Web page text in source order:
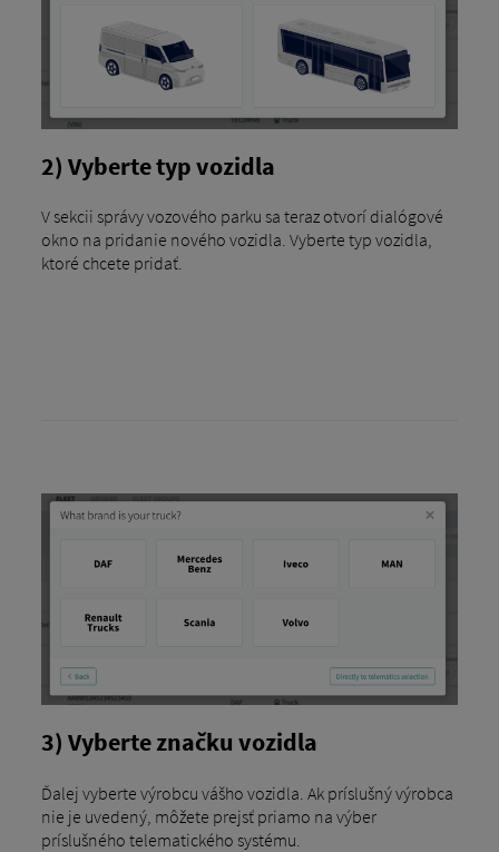
2) Vyberte typ vozidla
V sekcii správy vozového parku sa teraz otvorí dialógové
okno na pridanie nového vozidla. Vyberte typ vozidla,
ktoré chcete pridať.
3) Vyberte značku vozidla
Ďalej vyberte výrobcu vášho vozidla. Ak príslušný výrobca
nie je uvedený, môžete prejsť priamo na výber
príslušného telematického systému.